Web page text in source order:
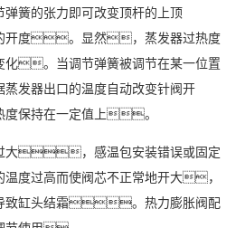
的张力即可改变顶杆的上顶
开度。显然，蒸发器过热度
化。当调节弹簧被调节在某一位置
发器出口的温度自动改变针阀开
保持在一定值上。
大，感温包安装错误或固定
过高而使阀芯不正常地开大，
致缸头结霜。热力膨胀阀配